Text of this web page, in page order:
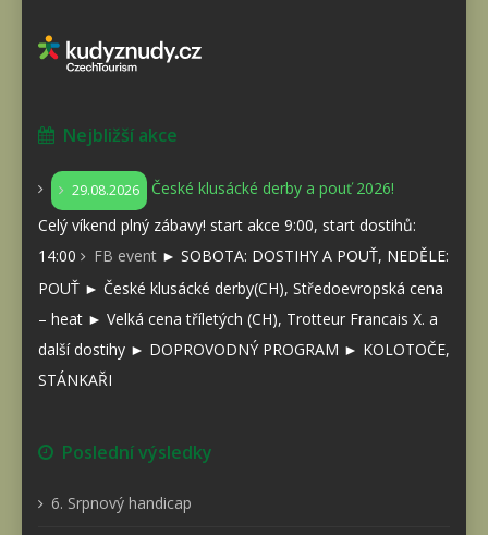
Nejbližší akce
29.08.2026
České klusácké derby a pouť 2026!
Celý víkend plný zábavy! start akce 9:00, start dostihů:
14:00
FB event ► SOBOTA: DOSTIHY A POUŤ, NEDĚLE:
POUŤ ► České klusácké derby(CH), Středoevropská cena
– heat ► Velká cena tříletých (CH), Trotteur Francais X. a
další dostihy ► DOPROVODNÝ PROGRAM ► KOLOTOČE,
STÁNKAŘI
Poslední výsledky
6. Srpnový handicap